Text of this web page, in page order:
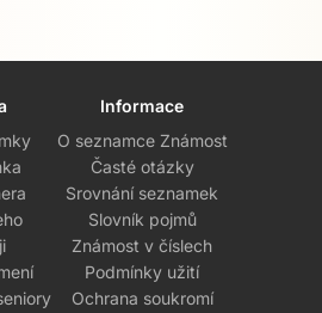
Informace
O seznamce Známost
Časté otázky
Srovnání seznamek
Slovník pojmů
Známost v číslech
Podmínky užití
Ochrana soukromí